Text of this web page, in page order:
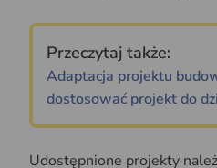
Przeczytaj także:
Adaptacja projektu
dostosować projekt do
Udostępnione projekty